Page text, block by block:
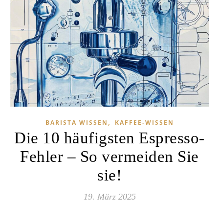
BARISTA WISSEN , KAFFEE-WISSEN
Die 10 häufigsten Espresso-
Fehler – So vermeiden Sie
sie!
19. März 2025